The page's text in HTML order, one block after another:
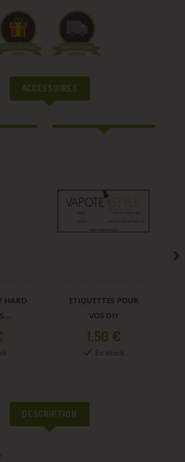
ACCESSOIRES
HARD
ETIQUETTES POUR
VOS DIY
Prix
1,50 €
En stock
DESCRIPTION